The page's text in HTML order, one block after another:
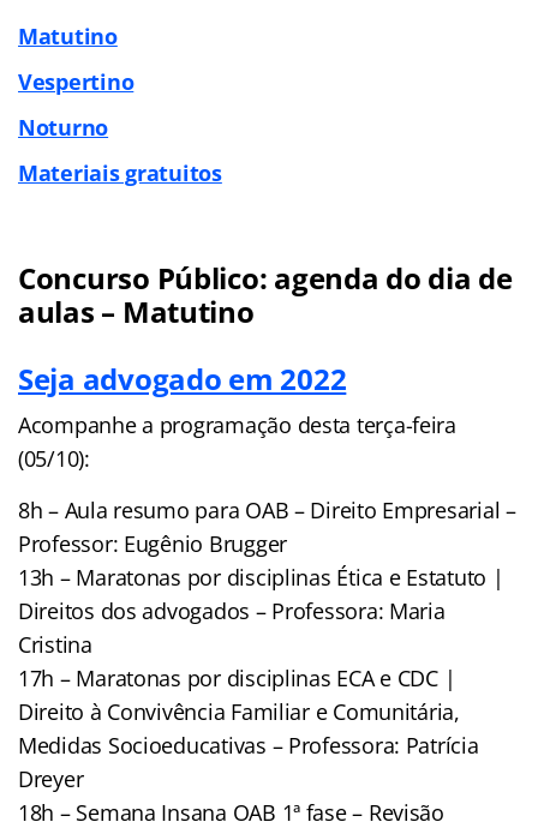
Matutino
Vespertino
Noturno
Materiais gratuitos
Concurso Público: agenda do dia de
aulas – Matutino
Seja advogado em 2022
Acompanhe a programação desta terça-feira
(05/10):
8h – Aula resumo para OAB – Direito Empresarial –
Professor: Eugênio Brugger
13h – Maratonas por disciplinas Ética e Estatuto |
Direitos dos advogados – Professora: Maria
Cristina
17h – Maratonas por disciplinas ECA e CDC |
Direito à Convivência Familiar e Comunitária,
Medidas Socioeducativas – Professora: Patrícia
Dreyer
18h – Semana Insana OAB 1ª fase – Revisão